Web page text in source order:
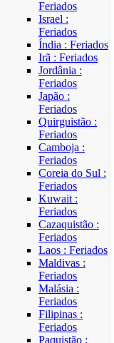
Feriados
Israel :
Feriados
Índia : Feriados
Irã : Feriados
Jordânia :
Feriados
Japão :
Feriados
Quirguistão :
Feriados
Camboja :
Feriados
Coreia do Sul :
Feriados
Kuwait :
Feriados
Cazaquistão :
Feriados
Laos : Feriados
Maldivas :
Feriados
Malásia :
Feriados
Filipinas :
Feriados
Paquistão :